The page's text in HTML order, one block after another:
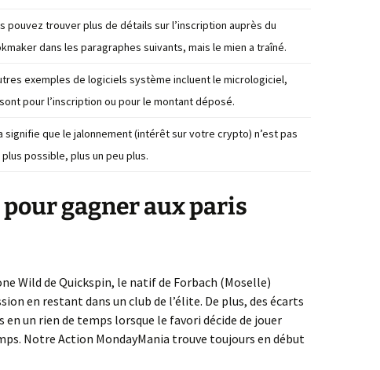
de Fibonacci
pouvez trouver plus de détails sur l’inscription auprès du
dans les paragraphes suivants, mais le mien a traîné.
exemples de logiciels système incluent le micrologiciel,
pour l’inscription ou pour le montant déposé.
signifie que le jalonnement (intérêt sur votre crypto) n’est pas
plus possible, plus un peu plus.
gagner aux paris
Wild de Quickspin, le natif de Forbach (Moselle)
en restant dans un club de l’élite. De plus, des écarts
un rien de temps lorsque le favori décide de jouer
Notre Action MondayMania trouve toujours en début